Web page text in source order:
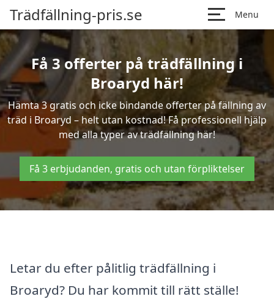
Trädfällning-pris.se Menu
Få 3 offerter på trädfällning i
Broaryd här!
Hämta 3 gratis och icke bindande offerter på fällning av
träd i Broaryd – helt utan kostnad! Få professionell hjälp
med alla typer av trädfällning här!
Få 3 erbjudanden, gratis och utan förpliktelser
Letar du efter pålitlig trädfällning i
Broaryd? Du har kommit till rätt ställe!